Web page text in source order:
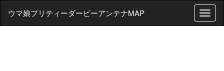
T
o
ウマ娘プリティーダービーアンテナMAP